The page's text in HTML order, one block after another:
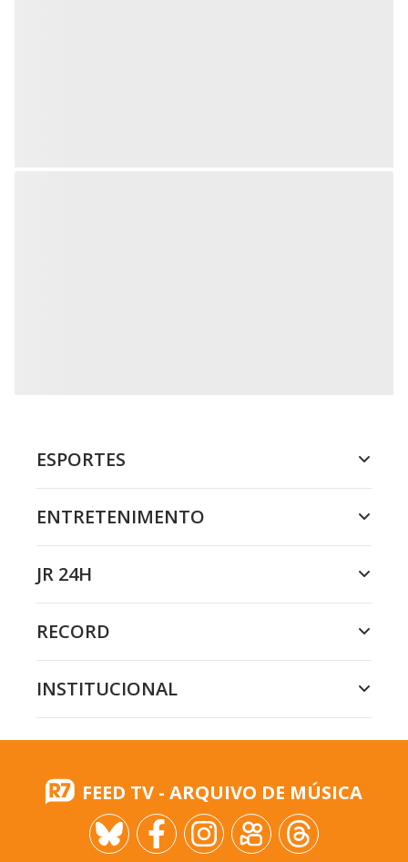
ESPORTES
ENTRETENIMENTO
JR 24H
RECORD
INSTITUCIONAL
FEED TV - ARQUIVO DE MÚSICA